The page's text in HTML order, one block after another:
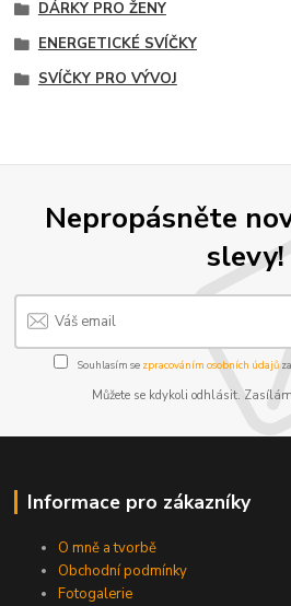
DÁRKY PRO ŽENY
ENERGETICKÉ SVÍČKY
SVÍČKY PRO VÝVOJ
Nepropásněte
slevy!
Souhlasím se zpracováním osobních údajů
Můžete se kdykoli odhlásit.
Informace pro zákazníky
O mně a tvorbě
Obchodní podmínky
Fotogalerie